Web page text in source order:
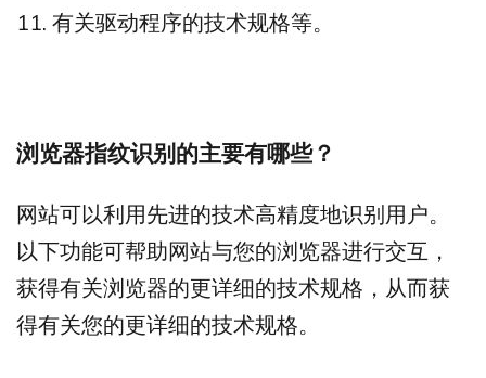
11. 有关驱动程序的技术规格等。
浏览器指纹识别的主要有哪些？
网站可以利用先进的技术高精度地识别用户。
以下功能可帮助网站与您的浏览器进行交互，
获得有关浏览器的更详细的技术规格，从而获
得有关您的更详细的技术规格。